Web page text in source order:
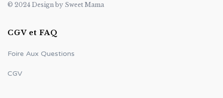
© 2024 Design by Sweet Mama
CGV et FAQ
Foire Aux Questions
CGV